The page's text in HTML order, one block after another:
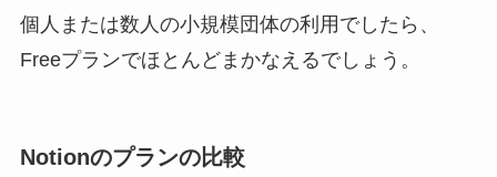
個人または数人の小規模団体の利用でしたら、
Freeプランでほとんどまかなえるでしょう。
Notionのプランの比較